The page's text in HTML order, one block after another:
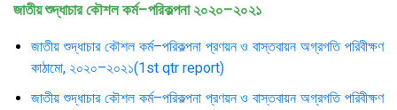
জাতীয় শুদ্ধাচার কৌশল কর্ম–পরিকল্পনা ২০২০–২০২১
জাতীয় শুদ্ধাচার কৌশল কর্ম–পরিকল্পনা প্রণয়ন ও বাস্তবায়ন অগ্রগতি পরিবীক্ষণ
কাঠামো, ২০২০–২০২১(1st qtr report)
জাতীয় শুদ্ধাচার কৌশল কর্ম–পরিকল্পনা প্রণয়ন ও বাস্তবায়ন অগ্রগতি পরিবীক্ষণ